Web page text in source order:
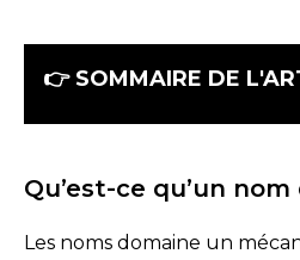
👉 SOMMAIRE DE
Heading
Qu’est-ce qu’un
Les noms domaine un